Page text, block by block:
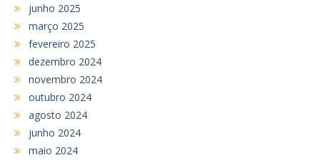
junho 2025
março 2025
fevereiro 2025
dezembro 2024
novembro 2024
outubro 2024
agosto 2024
junho 2024
maio 2024